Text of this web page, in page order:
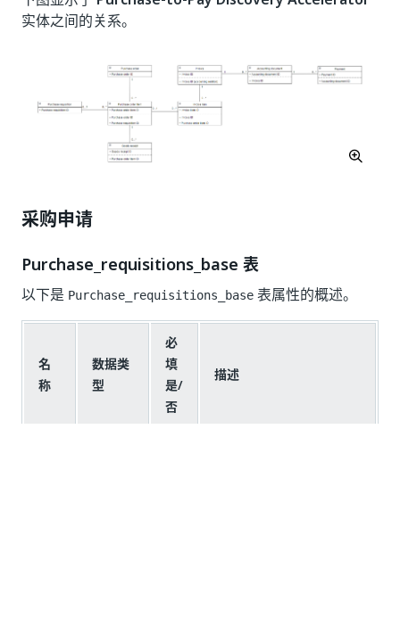
实体之间的关系。
采购申请
Purchase_requisitions_base 表
以下是 Purchase_requisitions_base 表属性的概述。
名
称
数据类
型
必
填
是/
否
描述